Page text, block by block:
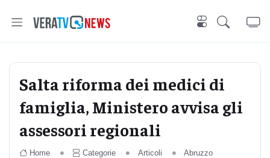
Salta riforma dei medici di
famiglia, Ministero avvisa gli
assessori regionali
Home Categorie Articoli Abruzzo